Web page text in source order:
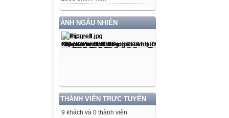
ẢNH NGẪU NHIÊN
THÀNH VIÊN TRỰC TUYẾN
9 khách và 0 thành viên